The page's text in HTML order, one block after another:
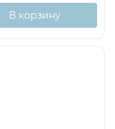
В корзину